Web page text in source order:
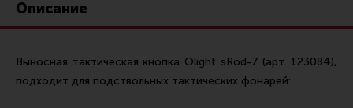
Ремни для IPSC
Холощение и тренировки
Другие аксессуары IPSC
Описание
Выносная тактическая кнопка Olight sRod-7 (арт. 123084),
подходит для подствольных тактических фонарей: